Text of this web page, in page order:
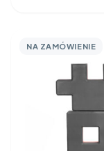
NA ZAMÓWIENIE